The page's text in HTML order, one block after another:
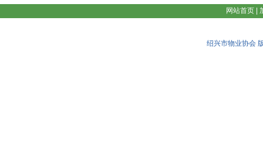
网站首页
绍兴市物业协会